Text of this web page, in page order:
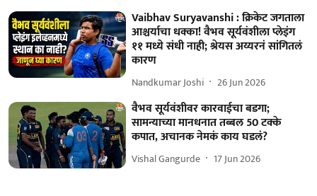
Vaibhav Suryavanshi : क्रिकेट जगताला
आश्चर्याचा धक्का! वैभव सूर्यवंशीला प्लेइंग
११ मध्ये संधी नाही; श्रेयस अय्यरनं सांगितलं
कारण
Nandkumar Joshi 26 Jun 2026
वैभव सूर्यवंशीवर कारवाईचा बडगा;
सामन्याच्या मानधनात तब्बल 50 टक्के
कपात, अचानक नेमकं काय घडलं?
Vishal Gangurde 17 Jun 2026